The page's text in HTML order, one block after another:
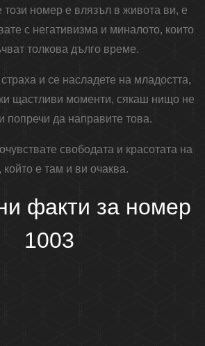
този номер е влязъл в живота ви, е
с негативизма и миналото, които
толкова дълго време.
и се насладете на младостта,
щастливи моменти, сякаш нищо не
попречи да направите това.
свободата и красотата на
който е там и ви очаква.
факти за номер
1003